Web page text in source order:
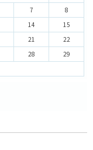
7
8
14
15
21
22
28
29